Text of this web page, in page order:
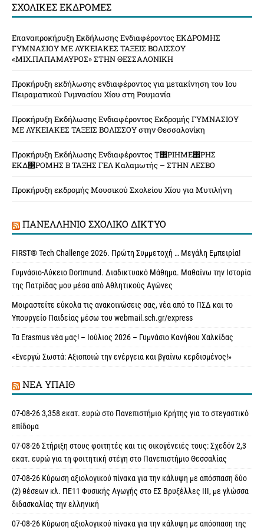
ΣΧΟΛΙΚΈΣ ΕΚΔΡΟΜΈΣ
Επαναπροκήρυξη Εκδήλωσης Ενδιαφέροντος ΕΚΔΡΟΜΗΣ
ΓΥΜΝΑΣΙΟΥ ΜΕ ΛΥΚΕΙΑΚΕΣ ΤΑΞΕΙΣ ΒΟΛΙΣΣΟΥ
«ΜΙΧ.ΠΑΠΑΜΑΥΡΟΣ» ΣΤΗΝ ΘΕΣΣΑΛΟΝΙΚΗ
Προκήρυξη εκδήλωσης ενδιαφέροντος για μετακίνηση του 1ου
Πειραματικού Γυμνασίου Χίου στη Ρουμανία
Προκήρυξη Εκδήλωσης Ενδιαφέροντος Εκδρομής ΓΥΜΝΑΣΙΟΥ
ΜΕ ΛΥΚΕΙΑΚΕΣ ΤΑΞΕΙΣ ΒΟΛΙΣΣΟΥ στην Θεσσαλονίκη
Προκήρυξη Εκδήλωσης Ενδιαφέροντος Τ΢ΡΙΗΜΕ΢ΡΗΣ
ΕΚΔ΢ΡΟΜΗΣ Β ΤΑΞΗΣ ΓΕΛ Καλαμωτής – ΣΤΗΝ ΛΕΣΒΟ
Προκήρυξη εκδρομής Μουσικού Σχολείου Χίου για Μυτιλήνη
ΠΑΝΕΛΛΉΝΙΟ ΣΧΟΛΙΚΌ ΔΊΚΤΥΟ
FIRST® Tech Challenge 2026. Πρώτη Συμμετοχή … Μεγάλη Εμπειρία!
Γυμνάσιο-Λύκειο Dortmund. Διαδικτυακό Μάθημα. Μαθαίνω την Ιστορία
της Πατρίδας μου μέσα από Αθλητικούς Αγώνες
Μοιραστείτε εύκολα τις ανακοινώσεις σας, νέα από το ΠΣΔ και το
Υπουργείο Παιδείας μέσω του webmail.sch.gr/express
Τα Erasmus νέα μας! – Ιούλιος 2026 – Γυμνάσιο Κανήθου Χαλκίδας
«Ενεργώ Σωστά: Αξιοποιώ την ενέργεια και βγαίνω κερδισμένος!»
ΝΈΑ ΥΠAΙΘ
07-08-26 3,358 εκατ. ευρώ στο Πανεπιστήμιο Κρήτης για το στεγαστικό
επίδομα
07-08-26 Στήριξη στους φοιτητές και τις οικογένειές τους: Σχεδόν 2,3
εκατ. ευρώ για τη φοιτητική στέγη στο Πανεπιστήμιο Θεσσαλίας
07-08-26 Κύρωση αξιολογικού πίνακα για την κάλυψη με απόσπαση δύο
(2) θέσεων κλ. ΠΕ11 Φυσικής Αγωγής στο ΕΣ Βρυξέλλες ΙΙΙ, με γλώσσα
διδασκαλίας την ελληνική
07-08-26 Κύρωση αξιολογικού πίνακα για την κάλυψη με απόσπαση της